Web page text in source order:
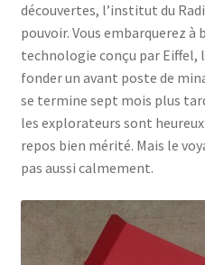
découvertes, l’institut du
pouvoir. Vous embarquerez à
technologie conçu par Eiffel,
fonder un avant poste de
se termine sept mois plus
les explorateurs sont
repos bien mérité. Mais le
pas aussi calmement.